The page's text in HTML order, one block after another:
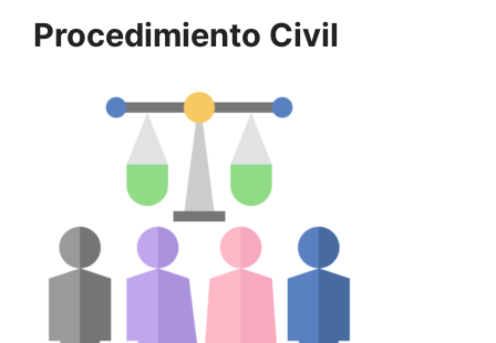
Procedimiento Civil